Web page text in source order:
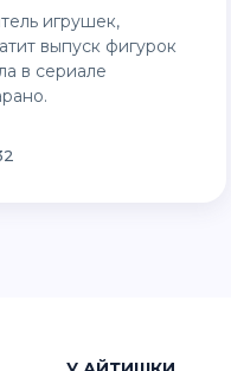
выпуск фигурок
в сериале